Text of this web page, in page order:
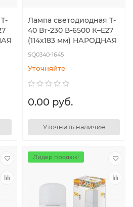
Лампа светодиодная T-
40 Вт-230 В-6500 К–E27
(114x183 мм) НАРОДНАЯ
SQ0340-1645
Уточняйте
0.00 руб.
Уточнить наличие
Лидер продаж!